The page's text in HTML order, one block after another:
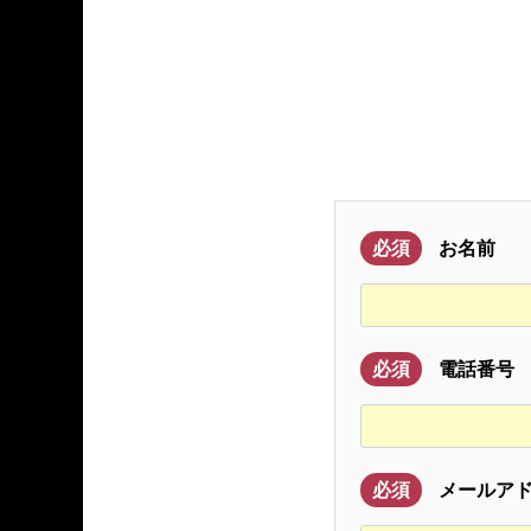
必須 お名前
必須 電話番号
必須 メールア